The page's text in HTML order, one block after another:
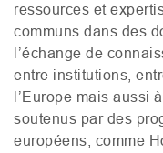
ressources et
communs dans des
l’échange de
entre institutions,
l’Europe mais aussi
soutenus par des
européens, comme